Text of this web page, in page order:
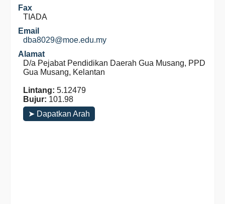
Fax
TIADA
Email
dba8029@moe.edu.my
Alamat
D/a Pejabat Pendidikan Daerah Gua Musang, PPD
Gua Musang, Kelantan
Lintang: 5.12479
Bujur: 101.98
➤ Dapatkan Arah